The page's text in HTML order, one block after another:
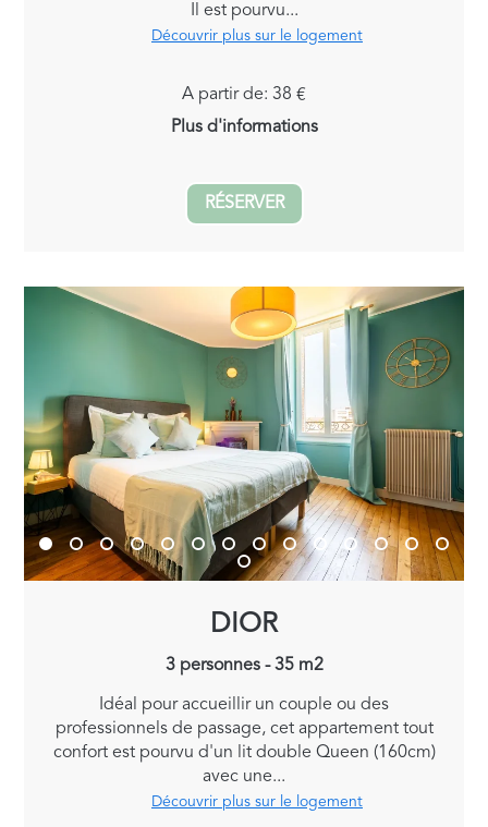
Il est pourvu...
Découvrir plus sur le logement
A partir de: 38 €
Plus d'informations
RÉSERVER
DIOR
3 personnes - 35 m2
Idéal pour accueillir un couple ou des
professionnels de passage, cet appartement tout
confort est pourvu d'un lit double Queen (160cm)
avec une...
Découvrir plus sur le logement